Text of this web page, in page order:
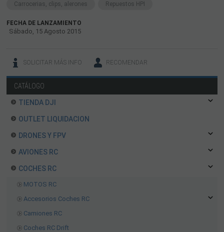
Carrocerias, clips, alerones Repuestos HPI
FECHA DE LANZAMIENTO
Sábado, 15 Agosto 2015
SOLICITAR MÁS INFO RECOMENDAR
CATÁLOGO
TIENDA DJI
OUTLET LIQUIDACION
DRONES Y FPV
AVIONES RC
COCHES RC
MOTOS RC
Accesorios Coches RC
Camiones RC
Coches RC Drift